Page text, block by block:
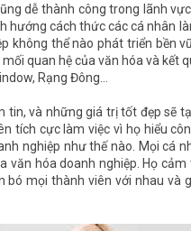
dễ thành công trong lãnh
hướng cách thức các cá nhân
không thể nào phát triển bền
quan hệ của văn hóa và kết
Rạng Đông…
tin, và những giá trị tốt đẹp sẽ
tích cực làm việc vì họ hiểu
nghiệp như thế nào. Mọi cá
văn hóa doanh nghiệp. Họ
bó mọi thành viên với nhau